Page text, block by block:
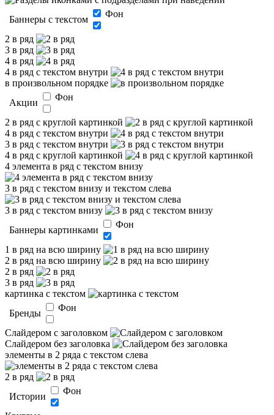
Баннеры с текстом
Фон
2 в ряд
3 в ряд
4 в ряд
4 в ряд с текстом внутри
в произвольном порядке
Акции
Фон
2 в ряд с круглой картинкой
4 в ряд с текстом внутри
3 в ряд с текстом внутри
4 в ряд с круглой картинкой
4 элемента в ряд с текстом внизу
3 в ряд с текстом внизу и текстом слева
3 в ряд с текстом внизу
Баннеры картинками
Фон
1 в ряд на всю ширину
2 в ряд на всю ширину
2 в ряд
3 в ряд
картинка с текстом
Бренды
Фон
Слайдером c заголовком
Слайдером без заголовка
элементы в 2 ряда с текстом слева
2 в ряд
Истории
Фон